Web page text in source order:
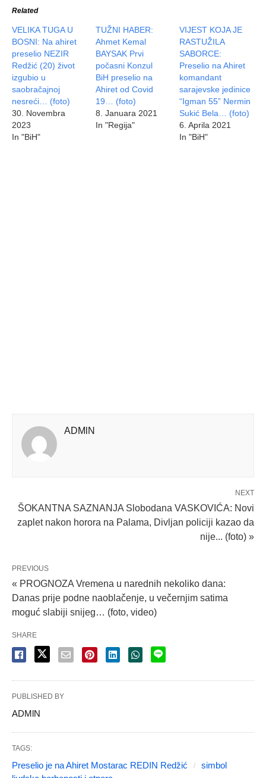
Related
VELIKA TUGA U
BOSNI: Na ahiret
preselio NEZIR
Redžić (20) život
izgubio u
saobračajnoj
nesreći… (foto)
30. Novembra
2023
In "BiH"
TUŽNI HABER:
Ahmet Kemal
BAYSAK Prvi
počasni Konzul
BiH preselio na
Ahiret od Covid
19… (foto)
8. Januara 2021
In "Regija"
VIJEST KOJA JE
RASTUŽILA
SABORCE:
Preselio na Ahiret
komandant
sarajevske jedinice
“Igman 55” Nermin
Sukić Bela… (foto)
6. Aprila 2021
In "BiH"
ADMlN
NEXT
ŠOKANTNA SAZNANJA Slobodana VASKOVIĆA: Novi
zaplet nakon horora na Palama, Divljan policiji kazao da
nije... (foto) »
PREVIOUS
« PROGNOZA Vremena u narednih nekoliko dana:
Danas prije podne naoblačenje, u večernjim satima
moguć slabiji snijeg… (foto, video)
SHARE
PUBLISHED BY
ADMlN
TAGS:
Preselio je na Ahiret Mostarac REDIN Redžić
simbol